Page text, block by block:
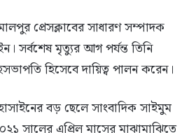
প্রেসক্লাবের সাধারণ সম্পাদক
সর্বশেষ মৃত্যুর আগ পর্যন্ত তিনি
হিসেবে দায়িত্ব পালন করেন।
বড় ছেলে সাংবাদিক সাইমুম